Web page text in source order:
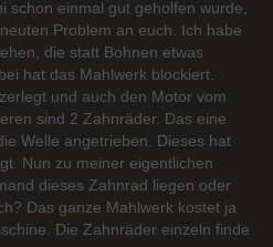
schon einmal gut geholfen wurde,
Problem an euch. Ich habe
die statt Bohnen etwas
hat das Mahlwerk blockiert.
und auch den Motor vom
sind 2 Zahnräder. Das eine
Welle angetrieben. Dieses hat
Nun zu meiner eigentlichen
dieses Zahnrad liegen oder
Das ganze Mahlwerk kostet ja
Die Zahnräder einzeln finde